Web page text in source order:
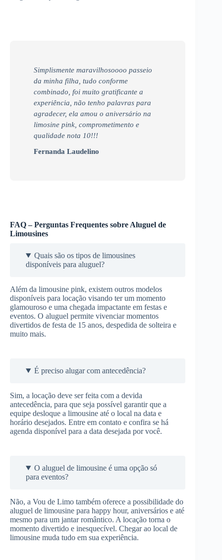
Simplismente maravilhosoooo passeio
da minha filha, tudo conforme
combinado, foi muito gratificante a
experiência, não tenho palavras para
agradecer, ela amou o aniversário na
limosine pink, comprometimento e
qualidade nota 10!!!
Fernanda Laudelino
FAQ – Perguntas Frequentes sobre Aluguel de
Limousines
Quais são os tipos de limousines
disponíveis para aluguel?
Além da limousine pink, existem outros modelos
disponíveis para locação visando ter um momento
glamouroso e uma chegada impactante em festas e
eventos. O aluguel permite vivenciar momentos
divertidos de festa de 15 anos, despedida de solteira e
muito mais.
É preciso alugar com antecedência?
Sim, a locação deve ser feita com a devida
antecedência, para que seja possível garantir que a
equipe desloque a limousine até o local na data e
horário desejados. Entre em contato e confira se há
agenda disponível para a data desejada por você.
O aluguel de limousine é uma opção só
para eventos?
Não, a Vou de Limo também oferece a possibilidade do
aluguel de limousine para happy hour, aniversários e até
mesmo para um jantar romântico. A locação torna o
momento divertido e inesquecível. Chegar ao local de
limousine muda tudo em sua experiência.